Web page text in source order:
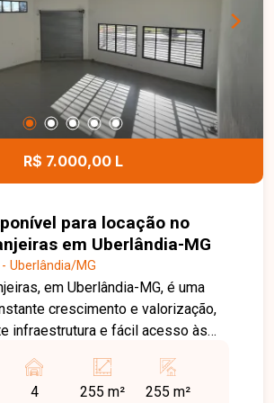
mais segurança, lazer e
a família. Uma excelente
para quem busca um apartamento
com condomínio completo e
Entre em contato e
R$ 7.000,00 L
para locação no
em Uberlândia-MG
Uberlândia/MG
em Uberlândia-MG, é uma
crescimento e valorização,
infraestrutura e fácil acesso às
oferece ótima visibilidade e
ideal para empresas que
4 255 m² 255 m²